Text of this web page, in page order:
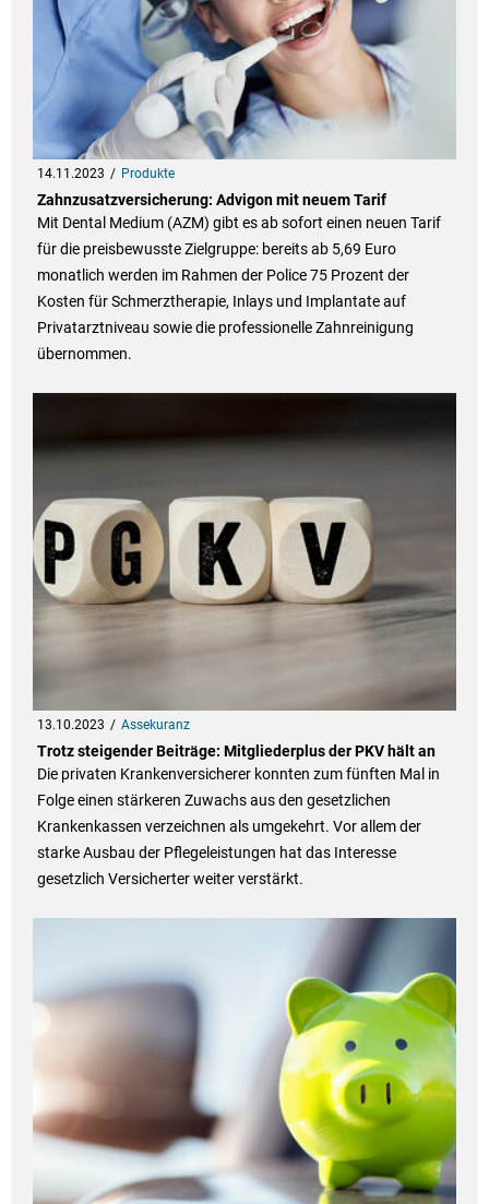
14.11.2023 Produkte
Zahnzusatzversicherung: Advigon mit neuem Tarif
Mit Dental Medium (AZM) gibt es ab sofort einen neuen Tarif
für die preisbewusste Zielgruppe: bereits ab 5,69 Euro
monatlich werden im Rahmen der Police 75 Prozent der
Kosten für Schmerztherapie, Inlays und Implantate auf
Privatarztniveau sowie die professionelle Zahnreinigung
übernommen.
13.10.2023 Assekuranz
Trotz steigender Beiträge: Mitgliederplus der PKV hält an
Die privaten Krankenversicherer konnten zum fünften Mal in
Folge einen stärkeren Zuwachs aus den gesetzlichen
Krankenkassen verzeichnen als umgekehrt. Vor allem der
starke Ausbau der Pflegeleistungen hat das Interesse
gesetzlich Versicherter weiter verstärkt.